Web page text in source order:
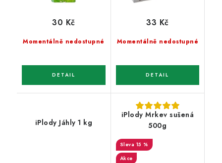
Momentálně nedostupné
30 Kč
Momentálně nedostupné
33 Kč
iPlody Jáhly 1 kg
iPlody Mrkev sušená
500g
15 %
Akce